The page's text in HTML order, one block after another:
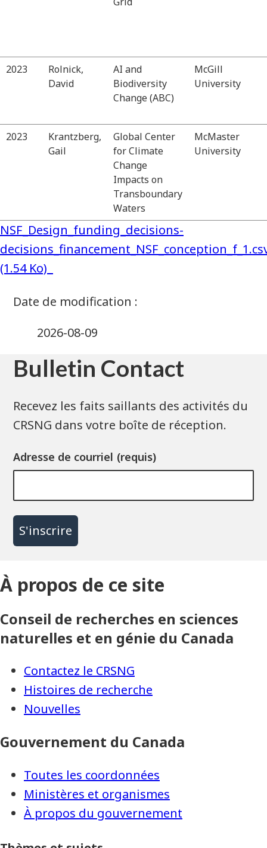
2023
Rolnick,
David
AI and
Biodiversity
Change (ABC)
McGill
University
2023
Krantzberg,
Gail
Global Center
for Climate
Change
Impacts on
Transboundary
Waters
McMaster
University
NSF_Design_funding_decisions-
(1.54 Ko)
2026-08-09
Bulletin Contact
Recevez les faits saillants des activités du
CRSNG dans votre boîte de réception.
Adresse de courriel